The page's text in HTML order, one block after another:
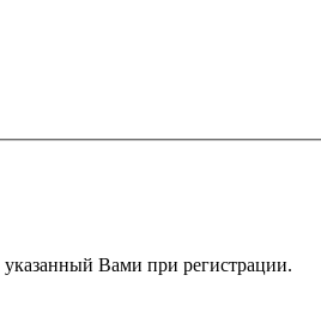
указанный Вами при регистрации.